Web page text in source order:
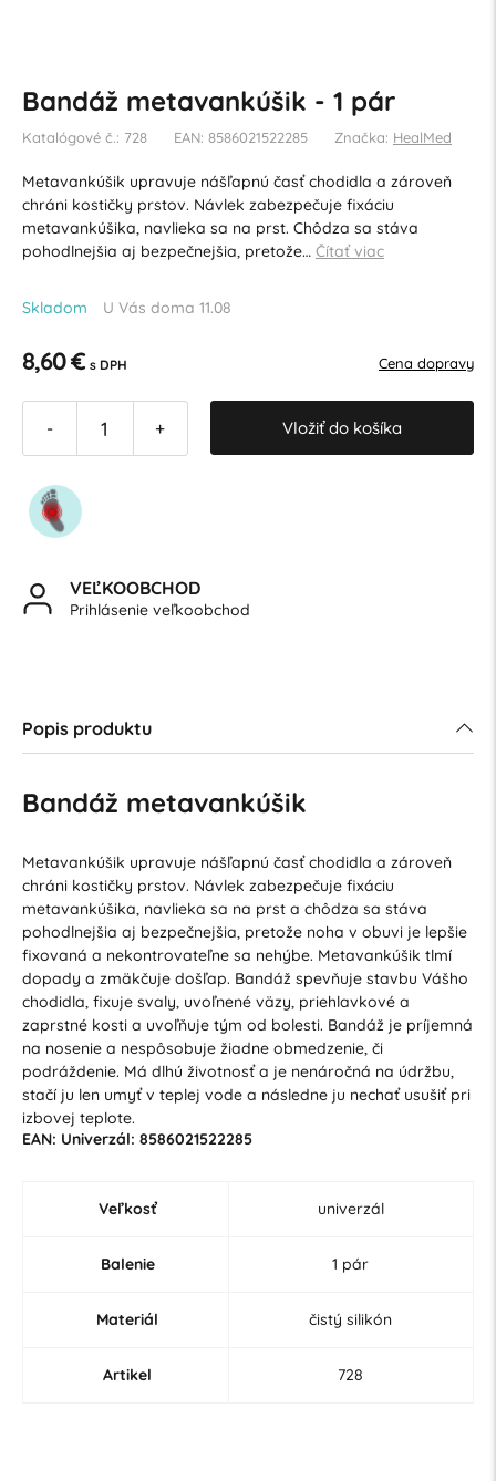
Bandáž metavankúšik - 1 pár
Katalógové č.: 728 EAN: 8586021522285 Značka: HealMed
Metavankúšik upravuje nášľapnú časť chodidla a zároveň
chráni kostičky prstov. Návlek zabezpečuje fixáciu
metavankúšika, navlieka sa na prst. Chôdza sa stáva
pohodlnejšia aj bezpečnejšia, pretože… Čítať viac
Skladom U Vás doma 11.08
8,60 € s DPH Cena dopravy
- + Vložiť do košíka
VEĽKOOBCHOD
Prihlásenie veľkoobchod
Popis produktu
Bandáž metavankúšik
Metavankúšik upravuje nášľapnú časť chodidla a zároveň
chráni kostičky prstov. Návlek zabezpečuje fixáciu
metavankúšika, navlieka sa na prst a chôdza sa stáva
pohodlnejšia aj bezpečnejšia, pretože noha v obuvi je lepšie
fixovaná a nekontrovateľne sa nehýbe. Metavankúšik tlmí
dopady a zmäkčuje došľap. Bandáž spevňuje stavbu Vášho
chodidla, fixuje svaly, uvoľnené väzy, priehlavkové a
zaprstné kosti a uvoľňuje tým od bolesti. Bandáž je príjemná
na nosenie a nespôsobuje žiadne obmedzenie, či
podráždenie. Má dlhú životnosť a je nenáročná na údržbu,
stačí ju len umyť v teplej vode a následne ju nechať usušiť pri
izbovej teplote.
EAN: Univerzál: 8586021522285
Veľkosť univerzál
Balenie 1 pár
Materiál čistý silikón
Artikel 728